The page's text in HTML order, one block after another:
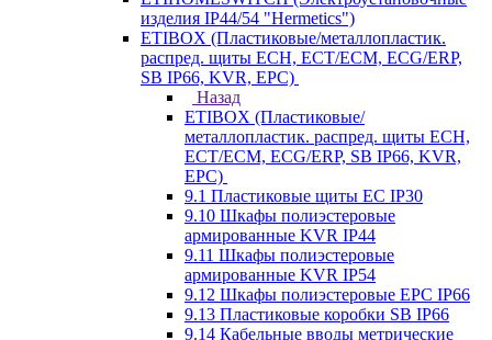
изделия IP44/54 "Hermetics")
ETIBOX (Пластиковые/металлопластик.
распред. щиты ECH, ECT/ECM, ECG/ERP,
SB IP66, KVR, EPC)
Назад
ETIBOX (Пластиковые/
металлопластик. распред. щиты ECH,
ECT/ECM, ECG/ERP, SB IP66, KVR,
EPC)
9.1 Пластиковые щиты EC IP30
9.10 Шкафы полиэстеровые
армированные KVR IP44
9.11 Шкафы полиэстеровые
армированные KVR IP54
9.12 Шкафы полиэстеровые EPC IP66
9.13 Пластиковые коробки SB IP66
9.14 Кабельные вводы метрические